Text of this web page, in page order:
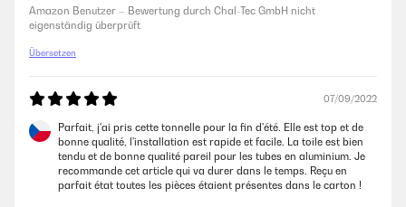
Amazon Benutzer – Bewertung durch Chal-Tec GmbH nicht
eigenständig überprüft
Übersetzen
07/09/2022
Parfait, j'ai pris cette tonnelle pour la fin d'été. Elle est top et de
bonne qualité, l'installation est rapide et facile. La toile est bien
tendu et de bonne qualité pareil pour les tubes en aluminium. Je
recommande cet article qui va durer dans le temps. Reçu en
parfait état toutes les pièces étaient présentes dans le carton !